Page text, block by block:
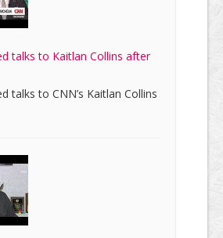
talks to Kaitlan Collins after
talks to CNN’s Kaitlan Collins